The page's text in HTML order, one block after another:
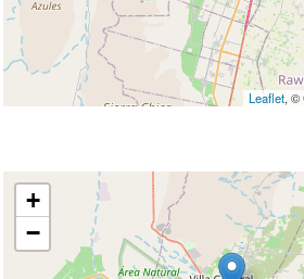
Leaflet, ©
+
−